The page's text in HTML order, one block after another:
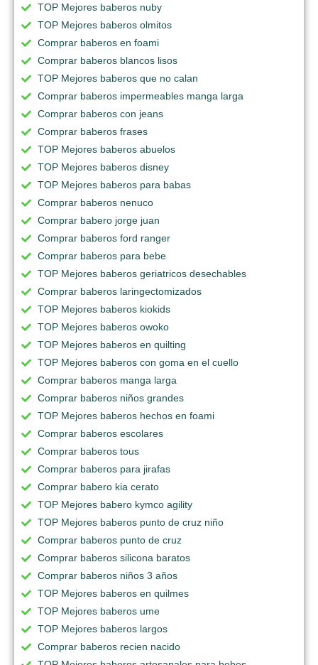
TOP Mejores baberos nuby
TOP Mejores baberos olmitos
Comprar baberos en foami
Comprar baberos blancos lisos
TOP Mejores baberos que no calan
Comprar baberos impermeables manga larga
Comprar baberos con jeans
Comprar baberos frases
TOP Mejores baberos abuelos
TOP Mejores baberos disney
TOP Mejores baberos para babas
Comprar baberos nenuco
Comprar babero jorge juan
Comprar baberos ford ranger
Comprar baberos para bebe
TOP Mejores baberos geriatricos desechables
Comprar baberos laringectomizados
TOP Mejores baberos kiokids
TOP Mejores baberos owoko
TOP Mejores baberos en quilting
TOP Mejores baberos con goma en el cuello
Comprar baberos manga larga
Comprar baberos niños grandes
TOP Mejores baberos hechos en foami
Comprar baberos escolares
Comprar baberos tous
Comprar baberos para jirafas
Comprar babero kia cerato
TOP Mejores babero kymco agility
TOP Mejores baberos punto de cruz niño
Comprar baberos punto de cruz
Comprar baberos silicona baratos
Comprar baberos niños 3 años
TOP Mejores baberos en quilmes
TOP Mejores baberos ume
TOP Mejores baberos largos
Comprar baberos recien nacido